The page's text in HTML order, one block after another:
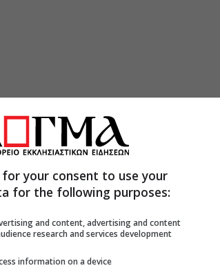
your consent to use your
for the following purposes:
and content, advertising and content
research and services development
information on a device